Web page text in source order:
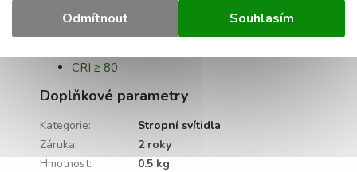
Odmítnout Souhlasím
Stínidlo - mléčné
CRI ≥ 80
Doplňkové parametry
Kategorie:
Stropní svítidla
Záruka:
2 roky
Hmotnost:
0.5 kg